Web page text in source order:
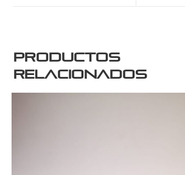
Productos
relacionados